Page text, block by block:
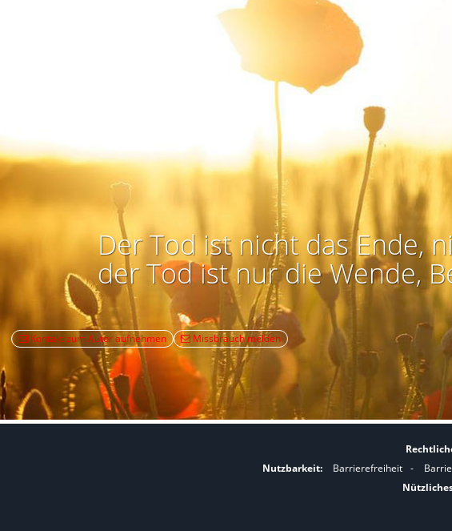
Der Tod ist nicht das Ende,
der Tod ist nur die Wende,
Kontakt zum Autor aufnehmen Missbrauch melden
Nutzbarkeit:
Barrierefreiheit -